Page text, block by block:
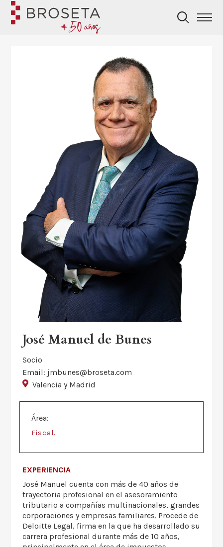
José Manuel de Bunes
Socio
Email: jmbunes@broseta.com
Valencia y Madrid
Área:
Fiscal.
EXPERIENCIA
José Manuel cuenta con más de 40 años de
trayectoria profesional en el asesoramiento
tributario a compañías multinacionales, grandes
corporaciones y empresas familiares. Procede de
Deloitte Legal, firma en la que ha desarrollado su
carrera profesional durante más de 10 años,